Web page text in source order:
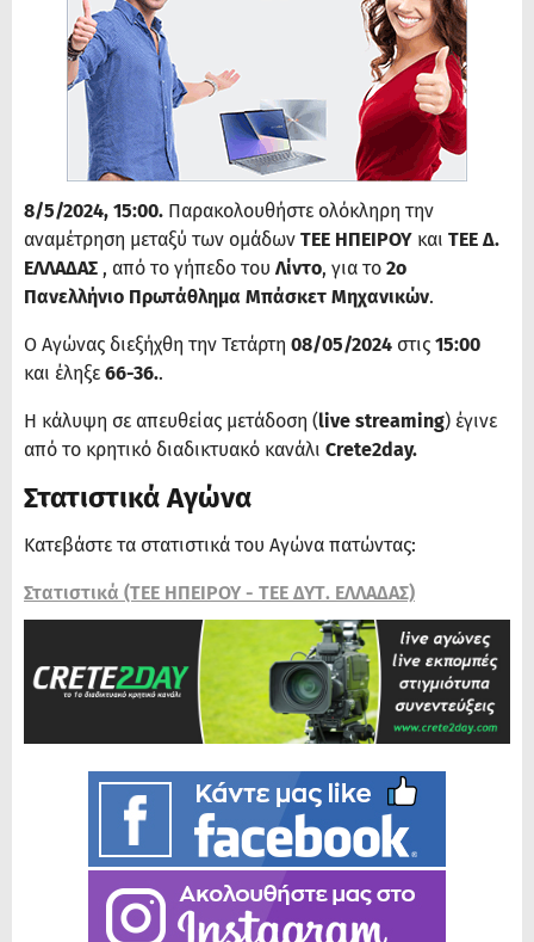
8/5/2024, 15:00. Παρακολουθήστε ολόκληρη την
αναμέτρηση μεταξύ των ομάδων ΤΕΕ ΗΠΕΙΡΟΥ και ΤΕΕ Δ.
ΕΛΛΑΔΑΣ , από το γήπεδο του Λίντο, για το 2ο
Πανελλήνιο Πρωτάθλημα Μπάσκετ Μηχανικών.
Ο Αγώνας διεξήχθη την Τετάρτη 08/05/2024 στις 15:00
και έληξε 66-36..
Η κάλυψη σε απευθείας μετάδοση (live streaming) έγινε
από το κρητικό διαδικτυακό κανάλι Crete2day.
Στατιστικά Αγώνα
Κατεβάστε τα στατιστικά του Αγώνα πατώντας:
Στατιστικά (ΤΕΕ ΗΠΕΙΡΟΥ - ΤΕΕ ΔΥΤ. ΕΛΛΑΔΑΣ)